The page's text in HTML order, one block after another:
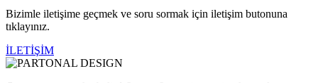
Bizimle iletişime geçmek ve soru sormak için iletişim butonuna
tıklayınız.
İLETİŞİM